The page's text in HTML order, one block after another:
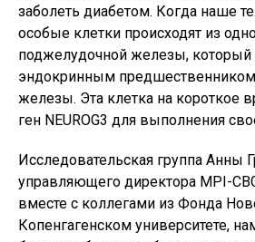
заболеть диабетом. Когда наше
особые клетки происходят из
поджелудочной железы, который
эндокринным
железы. Эта клетка на короткое
ген NEUROG3 для выполнения
Исследовательская группа Анны
управляющего директора MPI-
вместе с коллегами из Фонда
Копенгагенском университете,